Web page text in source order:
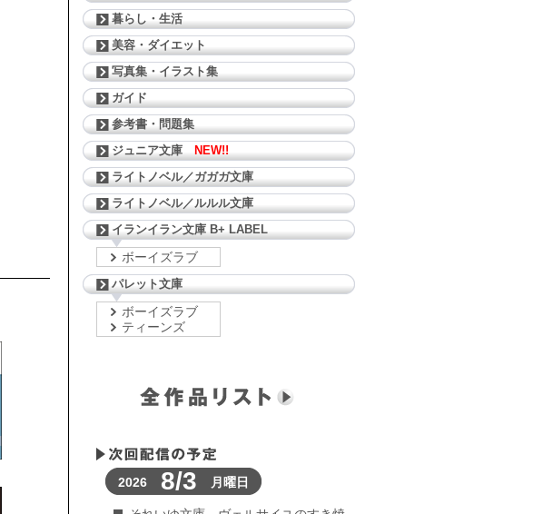
暮らし・生活
美容・ダイエット
写真集・イラスト集
ガイド
参考書・問題集
ジュニア文庫
NEW!!
ライトノベル／ガガガ文庫
ライトノベル／ルルル文庫
イランイラン文庫 B+ LABEL
ボーイズラブ
パレット文庫
ボーイズラブ
ティーンズ
2026 8/3 月曜日